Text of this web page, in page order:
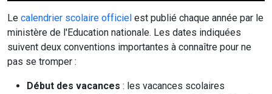
Le calendrier scolaire officiel est publié chaque année par le
ministère de l'Education nationale. Les dates indiquées
suivent deux conventions importantes à connaître pour ne
pas se tromper :
Début des vacances : les vacances scolaires